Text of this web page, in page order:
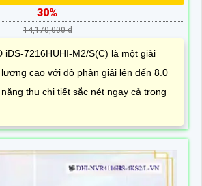
30%
14,170,000 ₫
iDS-7216HUHI-M2/S(C) là một giải
cao với độ phân giải lên đến 8.0
thu chi tiết sắc nét ngay cả trong